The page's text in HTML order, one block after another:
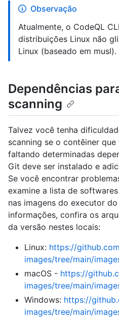
Observação
Atualmente, o CodeQL
distribuições Linux não
Linux (baseado em musl).
Dependências
scanning
Talvez você tenha
scanning se o contêiner
faltando determinadas
Git deve ser instalado e
Se você encontrar
examine a lista de
nas imagens do executor
informações, confira os
da versão nestes locais:
Linux: https://
images/tree/main/
macOS - https://
images/tree/main/
Windows: https://
images/tree/main/